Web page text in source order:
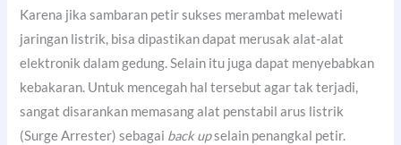
Karena jika sambaran petir sukses merambat melewati
jaringan listrik, bisa dipastikan dapat merusak alat-alat
elektronik dalam gedung. Selain itu juga dapat menyebabkan
kebakaran. Untuk mencegah hal tersebut agar tak terjadi,
sangat disarankan memasang alat penstabil arus listrik
(Surge Arrester) sebagai back upselain penangkal petir.